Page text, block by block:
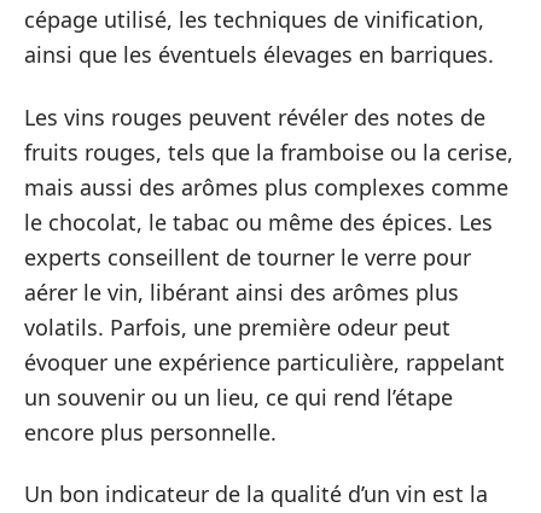
cépage utilisé, les techniques de vinification,
ainsi que les éventuels élevages en barriques.
Les vins rouges peuvent révéler des notes de
fruits rouges, tels que la framboise ou la cerise,
mais aussi des arômes plus complexes comme
le chocolat, le tabac ou même des épices. Les
experts conseillent de tourner le verre pour
aérer le vin, libérant ainsi des arômes plus
volatils. Parfois, une première odeur peut
évoquer une expérience particulière, rappelant
un souvenir ou un lieu, ce qui rend l’étape
encore plus personnelle.
Un bon indicateur de la qualité d’un vin est la